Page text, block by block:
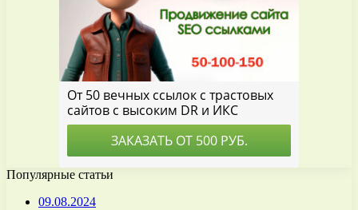
Популярные статьи
09.08.2024